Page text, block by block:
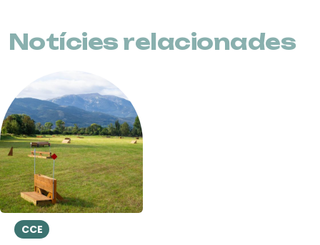
Notícies relacionades
CCE